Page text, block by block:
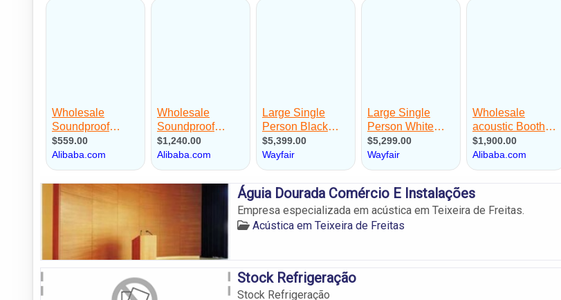
Águia Dourada Comércio E Instalações
Empresa especializada em acústica em Teixeira de Freitas.
Acústica em Teixeira de Freitas
Stock Refrigeração
Stock Refrigeração